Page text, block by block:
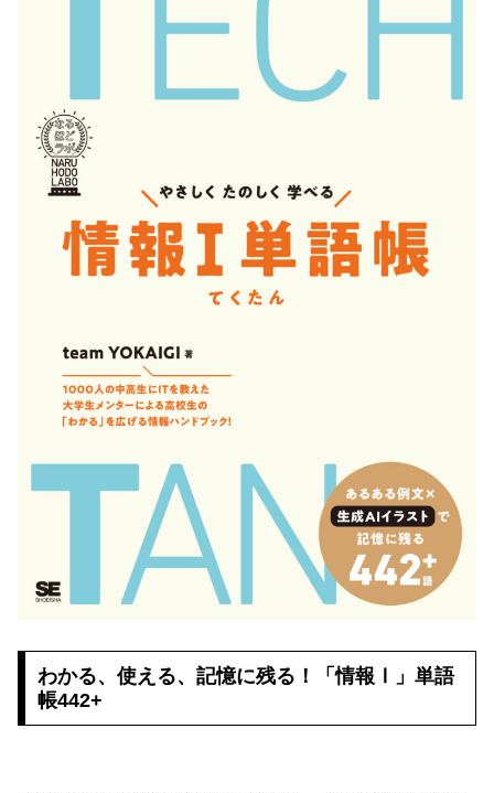
わかる、使える、記憶に残る！「情報Ⅰ」単語
帳442+